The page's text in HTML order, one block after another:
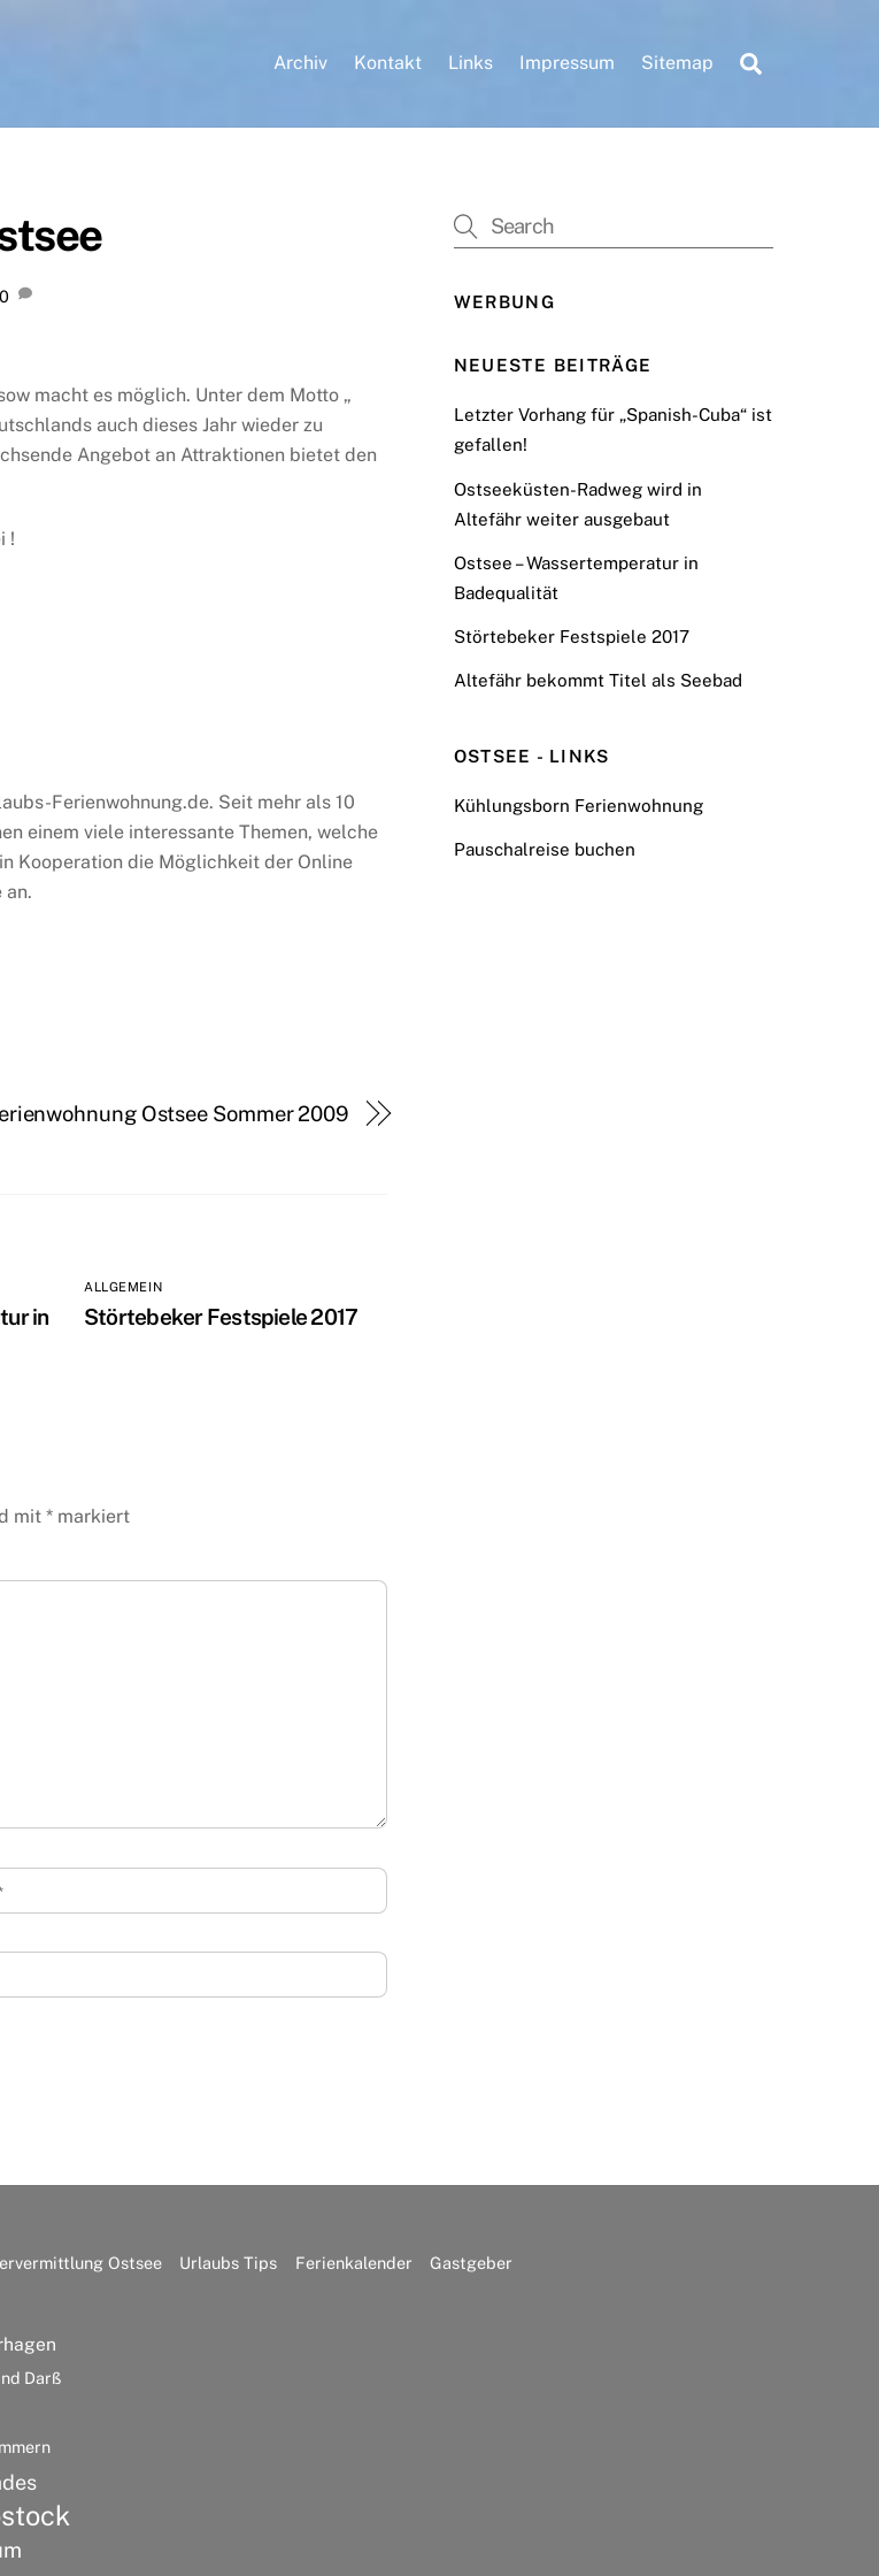
Archiv Kontakt Links Impressum Sitemap
0
macht es möglich. Unter dem Motto „
auch dieses Jahr wieder zu
Angebot an Attraktionen bietet den
!
Ferienwohnung.de. Seit mehr als 10
einem viele interessante Themen, welche
Kooperation die Möglichkeit der Online
an.
Ostsee Sommer 2009
in
ALLGEMEIN
Störtebeker Festspiele 2017
mit * markiert
WERBUNG
NEUESTE BEITRÄGE
Letzter Vorhang für „Spanish-Cuba“ ist
gefallen!
Ostseeküsten-Radweg wird in
Altefähr weiter ausgebaut
Ostsee – Wassertemperatur in
Badequalität
Störtebeker Festspiele 2017
Altefähr bekommt Titel als Seebad
OSTSEE - LINKS
Kühlungsborn Ferienwohnung
Pauschalreise buchen
Ostsee Urlaubs Tips Ferienkalender Gastgeber
Darß